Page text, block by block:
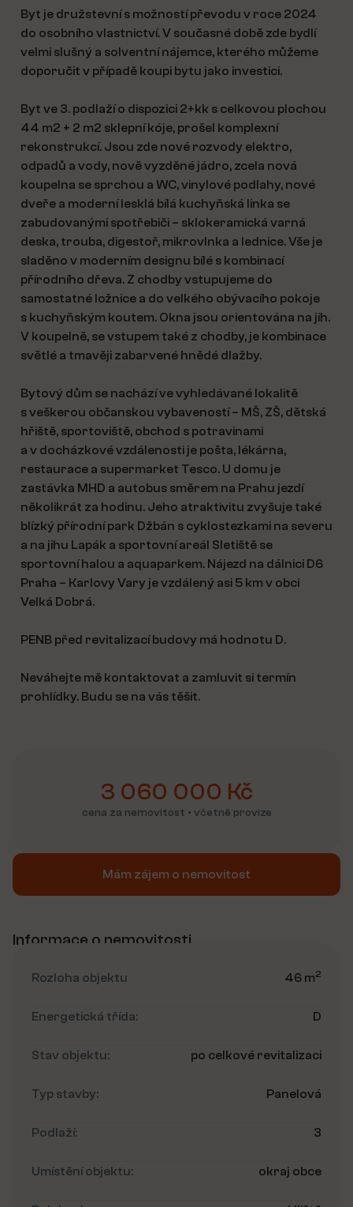
Byt je družstevní s možností převodu v roce 2024
do osobního vlastnictví. V současné době zde bydlí
velmi slušný a solventní nájemce, kterého můžeme
doporučit v případě koupi bytu jako investici.
Byt ve 3. podlaží o dispozici 2+kk s celkovou plochou
44 m2 + 2 m2 sklepní kóje, prošel komplexní
rekonstrukcí. Jsou zde nové rozvody elektro,
odpadů a vody, nově vyzděné jádro, zcela nová
koupelna se sprchou a WC, vinylové podlahy, nové
dveře a moderní lesklá bílá kuchyňská linka se
zabudovanými spotřebiči – sklokeramická varná
deska, trouba, digestoř, mikrovlnka a lednice. Vše je
sladěno v moderním designu bílé s kombinací
přírodního dřeva. Z chodby vstupujeme do
samostatné ložnice a do velkého obývacího pokoje
s kuchyňským koutem. Okna jsou orientována na jih.
V koupelně, se vstupem také z chodby, je kombinace
světlé a tmavěji zabarvené hnědé dlažby.
Bytový dům se nachází ve vyhledávané lokalitě
s veškerou občanskou vybaveností – MŠ, ZŠ, dětská
hřiště, sportoviště, obchod s potravinami
a v docházkové vzdálenosti je pošta, lékárna,
restaurace a supermarket Tesco. U domu je
zastávka MHD a autobus směrem na Prahu jezdí
několikrát za hodinu. Jeho atraktivitu zvyšuje také
blízký přírodní park Džbán s cyklostezkami na severu
a na jihu Lapák a sportovní areál Sletiště se
sportovní halou a aquaparkem. Nájezd na dálnici D6
Praha – Karlovy Vary je vzdálený asi 5 km v obci
Velká Dobrá.
PENB před revitalizací budovy má hodnotu D.
Neváhejte mě kontaktovat a zamluvit si termín
prohlídky. Budu se na vás těšit.
3 060 000 Kč
cena za nemovitost • včetně provize
Mám zájem o nemovitost
Informace o nemovitosti
Rozloha objektu 46 m2
Energetická třída: D
Stav objektu: po celkové revitalizaci
Typ stavby: Panelová
Podlaží: 3
Umístění objektu: okraj obce